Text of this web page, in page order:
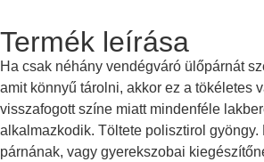
Termék leírása
Ha csak néhány vendégváró ülőpárnát
amit könnyű tárolni, akkor ez a tökéletes
visszafogott színe miatt mindenféle
alkalmazkodik. Töltete polisztirol
párnának, vagy gyerekszobai